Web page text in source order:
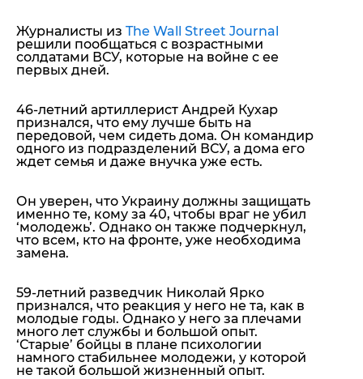
Журналисты из The Wall Street Journal
решили пообщаться с возрастными
солдатами ВСУ, которые на войне с ее
первых дней.
46-летний артиллерист Андрей Кухар
признался, что ему лучше быть на
передовой, чем сидеть дома. Он командир
одного из подразделений ВСУ, а дома его
ждет семья и даже внучка уже есть.
Он уверен, что Украину должны защищать
именно те, кому за 40, чтобы враг не убил
‘молодежь’. Однако он также подчеркнул,
что всем, кто на фронте, уже необходима
замена.
59-летний разведчик Николай Ярко
признался, что реакция у него не та, как в
молодые годы. Однако у него за плечами
много лет службы и большой опыт.
‘Старые’ бойцы в плане психологии
намного стабильнее молодежи, у которой
не такой большой жизненный опыт.